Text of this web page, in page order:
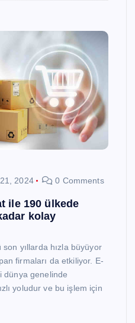
2024 0 Comments
ile 190 ülkede
kolay
yıllarda hızla büyüyor
firmaları da etkiliyor. E-
dünya genelinde
yoludur ve bu işlem için